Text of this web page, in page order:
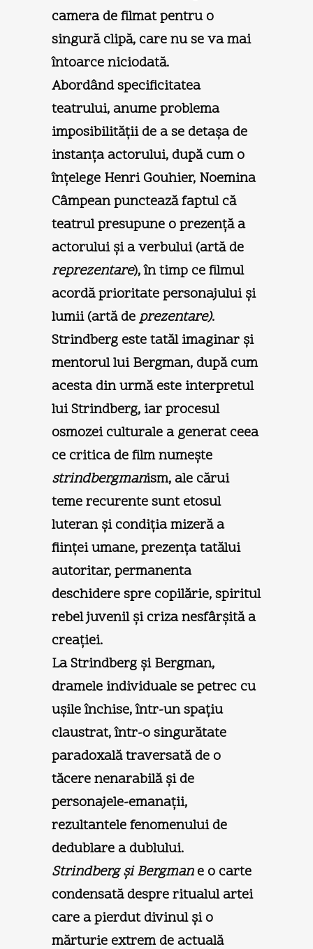
camera de filmat pentru o
singură clipă, care nu se va mai
întoarce niciodată.
Abordând specificitatea
teatrului, anume problema
imposibilităţii de a se detaşa de
instanţa actorului, după cum o
înţelege Henri Gouhier, Noemina
Câmpean punctează faptul că
teatrul presupune o prezenţă a
actorului şi a verbului (artă de
reprezentare), în timp ce filmul
acordă prioritate personajului şi
lumii (artă deprezentare).
Strindberg este tatăl imaginar şi
mentorul lui Bergman, după cum
acesta din urmă este interpretul
lui Strindberg, iar procesul
osmozei culturale a generat ceea
ce critica de film numeşte
strindbergmanism, ale cărui
teme recurente sunt etosul
luteran şi condiţia mizeră a
fiinţei umane, prezenţa tatălui
autoritar, permanenta
deschidere spre copilărie, spiritul
rebel juvenil şi criza nesfârşită a
creaţiei.
La Strindberg şi Bergman,
dramele individuale se petrec cu
uşile închise, într-un spaţiu
claustrat, într-o singurătate
paradoxală traversată de o
tăcere nenarabilă şi de
personajele-emanaţii,
rezultantele fenomenului de
dedublare a dublului.
Strindberg şi Bergmane o carte
condensată despre ritualul artei
care a pierdut divinul şi o
mărturie extrem de actuală